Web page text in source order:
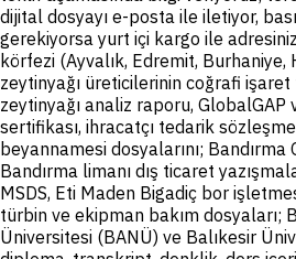
dijital dosyayı e-posta ile iletiyor,
gerekiyorsa yurt içi kargo ile
körfezi (Ayvalık, Edremit, Burhaniye,
zeytinyağı üreticilerinin coğrafi
zeytinyağı analiz raporu,
sertifikası, ihracatçı tedarik
beyannamesi dosyalarını;
Bandırma limanı dış ticaret
MSDS, Eti Maden Bigadiç bor
türbin ve ekipman bakım dosyaları;
Üniversitesi (BANÜ) ve Balıkesir